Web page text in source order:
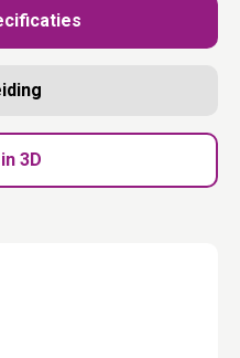
in Nederland.
voor intensief gebruik.
kat die even weg wil.
3D